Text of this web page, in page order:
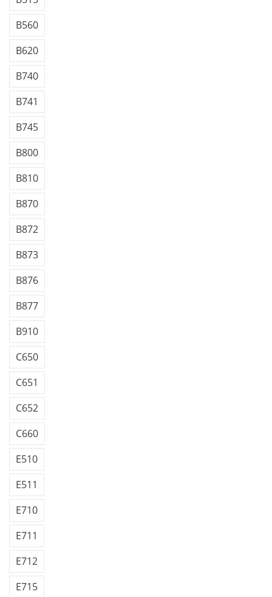
B560
B620
B740
B741
B745
B800
B810
B870
B872
B873
B876
B877
B910
C650
C651
C652
C660
E510
E511
E710
E711
E712
E715